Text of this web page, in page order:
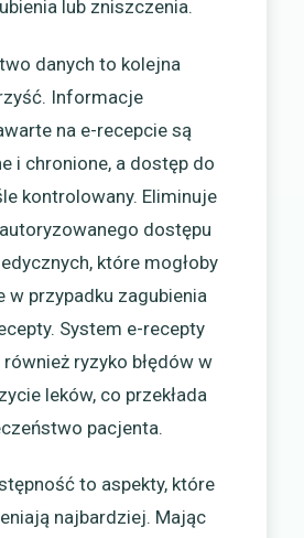
lub zniszczenia.
danych to kolejna
Informacje
na e-recepcie są
i chronione, a dostęp do
kontrolowany. Eliminuje
dostępu
które mogłoby
w przypadku zagubienia
System e-recepty
ryzyko błędów w
leków, co przekłada
pacjenta.
to aspekty, które
najbardziej. Mając